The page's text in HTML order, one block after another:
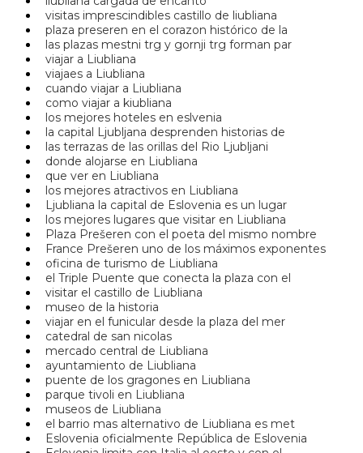
visitas imprescindibles castillo de liubliana
plaza preseren en el corazon histórico de la
las plazas mestni trg y gornji trg forman par
viajar a Liubliana
viajaes a Liubliana
cuando viajar a Liubliana
como viajar a kiubliana
los mejores hoteles en eslvenia
la capital Ljubljana desprenden historias de
las terrazas de las orillas del Rio Ljubljani
donde alojarse en Liubliana
que ver en Liubliana
los mejores atractivos en Liubliana
Ljubliana la capital de Eslovenia es un lugar
los mejores lugares que visitar en Liubliana
Plaza Prešeren con el poeta del mismo nombre
France Prešeren uno de los máximos exponentes
oficina de turismo de Liubliana
el Triple Puente que conecta la plaza con el
visitar el castillo de Liubliana
museo de la historia
viajar en el funicular desde la plaza del mer
catedral de san nicolas
mercado central de Liubliana
ayuntamiento de Liubliana
puente de los gragones en Liubliana
parque tivoli en Liubliana
museos de Liubliana
el barrio mas alternativo de Liubliana es met
Eslovenia oficialmente República de Eslovenia